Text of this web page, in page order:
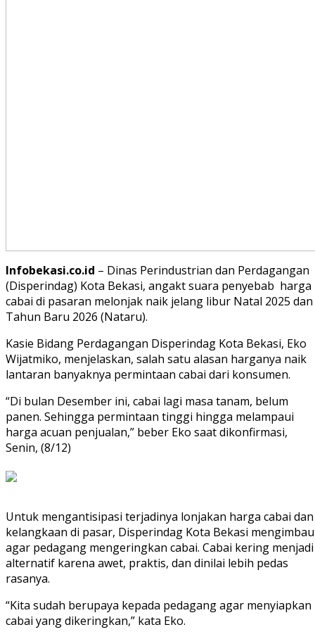
Infobekasi.co.id – Dinas Perindustrian dan Perdagangan
(Disperindag) Kota Bekasi, angakt suara penyebab harga
cabai di pasaran melonjak naik jelang libur Natal 2025 dan
Tahun Baru 2026 (Nataru).
Kasie Bidang Perdagangan Disperindag Kota Bekasi, Eko
Wijatmiko, menjelaskan, salah satu alasan harganya naik
lantaran banyaknya permintaan cabai dari konsumen.
“Di bulan Desember ini, cabai lagi masa tanam, belum
panen. Sehingga permintaan tinggi hingga melampaui
harga acuan penjualan,” beber Eko saat dikonfirmasi,
Senin, (8/12)
Untuk mengantisipasi terjadinya lonjakan harga cabai dan
kelangkaan di pasar, Disperindag Kota Bekasi mengimbau
agar pedagang mengeringkan cabai. Cabai kering menjadi
alternatif karena awet, praktis, dan dinilai lebih pedas
rasanya.
“Kita sudah berupaya kepada pedagang agar menyiapkan
cabai yang dikeringkan,” kata Eko.